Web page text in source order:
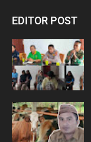
EDITOR POST